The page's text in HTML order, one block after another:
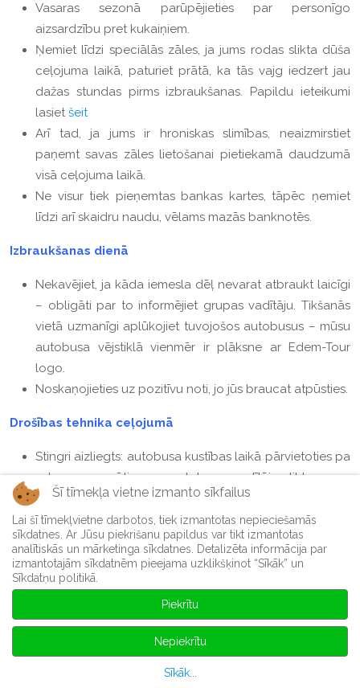
Vasaras sezonā parūpējieties par personīgo
aizsardzību pret kukaiņiem.
Ņemiet līdzi speciālās zāles, ja jums rodas slikta dūša
ceļojuma laikā, paturiet prātā, ka tās vajg iedzert jau
dažas stundas pirms izbraukšanas. Papildu ieteikumi
lasietšeit
Arī tad, ja jums ir hroniskas slimības, neaizmirstiet
paņemt savas zāles lietošanai pietiekamā daudzumā
visā ceļojuma laikā.
Ne visur tiek pieņemtas bankas kartes, tāpēc ņemiet
līdzi arī skaidru naudu, vēlams mazās banknotēs.
Izbraukšanas dienā
Nekavējiet, ja kāda iemesla dēļ nevarat atbraukt laicīgi
– obligāti par to informējiet grupas vadītāju. Tikšanās
vietā uzmanīgi aplūkojiet tuvojošos autobusus – mūsu
autobusa vējstiklā vienmēr ir plāksne ar Edem-Tour
logo.
Noskaņojieties uz pozitīvu noti, jo jūs braucat atpūsties.
Drošības tehnika ceļojumā
Stingri aizliegts: autobusa kustības laikā pārvietoties pa
salonu, sarunāties ar autobusa vadītāju, likt somas
autobusa ejā, pārvadāt viegli uzliesmojošus šķidrumus,
smēķēt un lietot alkoholiskus dzērienus, atstāt bērnus
bez pieskatīšanas, novietot smagas un lielas somas uz
augšējiem plauktiem.
Autobusa kustības laikā pasažieriem ir jāpaliek savās
sēdvietās ar piesprādzētu drošības jostu.
Katras 3 - 4 stundas tiek veiktas sanitārās pieturvietas,
Šī tīmekļa vietne izmanto sīkfailus
Lai šī tīmekļvietne darbotos, tiek izmantotas nepieciešamās
sīkdatnes. Ar Jūsu piekrišanu papildus var tikt izmantotas
analītiskās un mārketinga sīkdatnes. Detalizēta informācija par
izmantotajām sīkdatnēm pieejama uzklikšķinot “Sīkāk” un
Sīkdatņu politikā.
Piekrītu
Nepiekrītu
Sīkāk...